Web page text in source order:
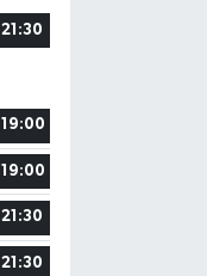
21:30
19:00
19:00
21:30
21:30